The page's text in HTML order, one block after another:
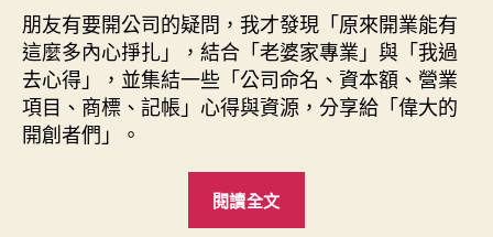
業
項
目、
商
標、
朋友有要開公司的疑問，我才發現「原來開業能有
這麼多內心掙扎」，結合「老婆家專業」與「我過
去心得」，並集結一些「公司命名、資本額、營業
項目、商標、記帳」心得與資源，分享給「偉大的
開創者們」。
閱讀全文